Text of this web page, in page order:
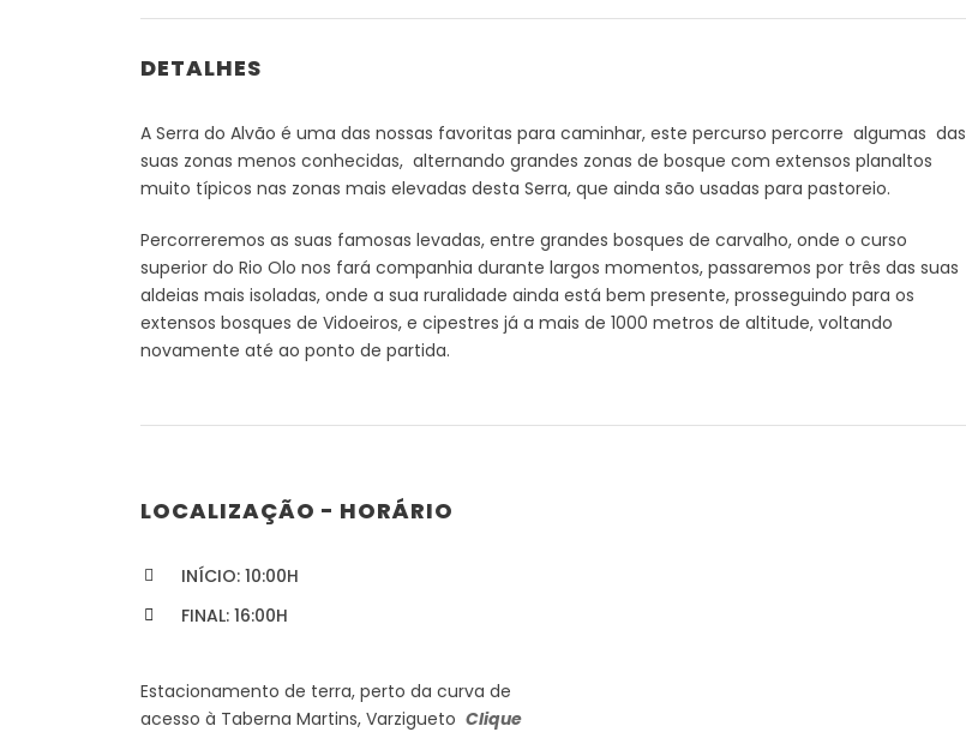
DETALHES
A Serra do Alvão é uma das nossas favoritas para caminhar, este percurso percorre algumas das
suas zonas menos conhecidas, alternando grandes zonas de bosque com extensos planaltos
muito típicos nas zonas mais elevadas desta Serra, que ainda são usadas para pastoreio.
Percorreremos as suas famosas levadas, entre grandes bosques de carvalho, onde o curso
superior do Rio Olo nos fará companhia durante largos momentos, passaremos por três das suas
aldeias mais isoladas, onde a sua ruralidade ainda está bem presente, prosseguindo para os
extensos bosques de Vidoeiros, e cipestres já a mais de 1000 metros de altitude, voltando
novamente até ao ponto de partida.
LOCALIZAÇÃO - HORÁRIO
INÍCIO: 10:00H
FINAL: 16:00H
Estacionamento de terra, perto da curva de
acesso à Taberna Martins, Varzigueto Clique